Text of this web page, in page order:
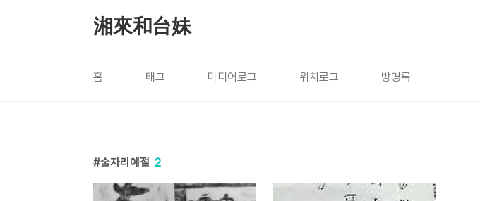
湘來和台妹
홈 태그 미디어로그 위치로그 방명록
술자리예절 2